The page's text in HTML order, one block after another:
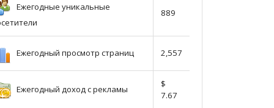
Ежегодные уникальные
889
Ежегодный просмотр страниц 2,557
Ежегодный доход с рекламы
$
7.67